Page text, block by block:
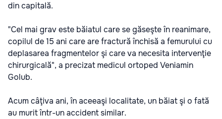
din capitală.
"Cel mai grav este băiatul care se găseşte în reanimare,
copilul de 15 ani care are fractură închisă a femurului cu
deplasarea fragmentelor şi care va necesita intervenţie
chirurgicală", a precizat medicul ortoped Veniamin
Golub.
Acum câţiva ani, în aceeaşi localitate, un băiat şi o fată
au murit într-un accident similar.